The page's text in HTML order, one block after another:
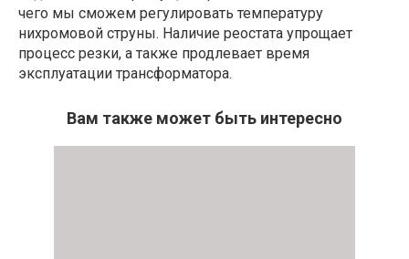
чего мы сможем регулировать температуру
нихромовой струны. Наличие реостата упрощает
процесс резки, а также продлевает время
эксплуатации трансформатора.
Вам также может быть интересно